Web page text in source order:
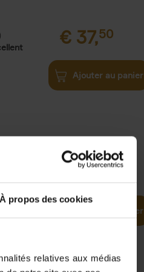
À propos des cookies
relatives aux médias
€ 37,50
Ajouter au panier
world 29,99
Ajouter au panier